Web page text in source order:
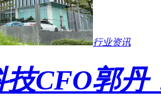
行业资讯
CFO郭丹